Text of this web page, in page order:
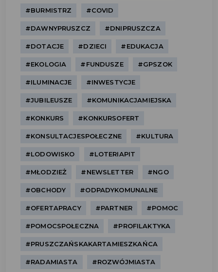
#BURMISTRZ #COVID
#DAWNYPRUSZCZ #DNIPRUSZCZA
#DOTACJE #DZIECI #EDUKACJA
#EKOLOGIA #FUNDUSZE #GPSZOK
#ILUMINACJE #INWESTYCJE
#JUBILEUSZE #KOMUNIKACJAMIEJSKA
#KONKURS #KONKURSOFERT
#KONSULTACJESPOŁECZNE #KULTURA
#LODOWISKO #LOTERIAPIT
#MŁODZIEŻ #NEWSLETTER #NGO
#OBCHODY #ODPADYKOMUNALNE
#OFERTAPRACY #PARTNER #POMOC
#POMOCSPOŁECZNA #PROFILAKTYKA
#PRUSZCZAŃSKAKARTAMIESZKAŃCA
#RADAMIASTA #ROZWÓJMIASTA